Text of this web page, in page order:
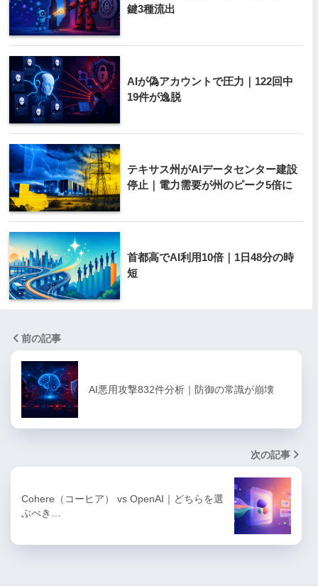
鍵3種流出
AIが偽アカウントで圧力｜122回中
19件が逸脱
テキサス州がAIデータセンター建設
停止｜電力需要が州のピーク5倍に
首都高でAI利用10倍｜1日48分の時
短
前の記事
AI悪用攻撃832件分析｜防御の常識が崩壊
次の記事
Cohere（コーヒア） vs OpenAI｜どちらを選
ぶべき…